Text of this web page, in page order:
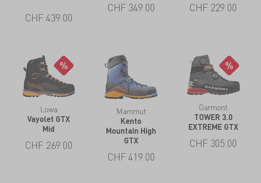
CHF439.00
CHF 349.00 CHF 229.00
Lowa
Vayolet GTX
Mid
CHF 269.00
Mammut
Kento
Mountain High
GTX
CHF419.00
Garmont
TOWER 3.0
EXTREME GTX
CHF 305.00